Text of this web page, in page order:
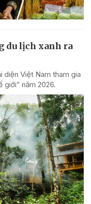
du lịch xanh ra
diện Việt Nam tham gia
giới” năm 2026.